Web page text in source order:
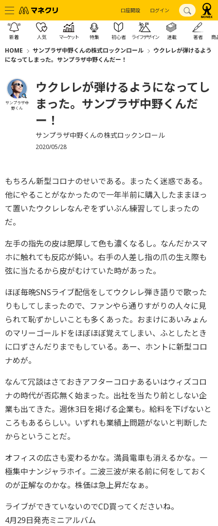
口座開設 ログイン
新着 人気 マーケット 特集 初心者 ライフデザイン 連載 著者 商
HOME サンプラザ中野くんの株式ロックンロール
ウクレレが弾けるよう
になってしまった。サンプラザ中野くんだー！
サンプラザ中
野くん
ウクレレが弾けるようになってし
まった。サンプラザ中野くんだ
ー！
サンプラザ中野くんの株式ロックンロール
2020/05/28
もちろん新型コロナのせいである。まったく迷惑である。
他にやることがなかったので一年半前に購入したままほっ
て置いたウクレレなんぞをずいぶん練習してしまったの
だ。
左手の指先の皮は肥厚して色も濃くなるし。なんだかスマ
ホに触れても反応が鈍い。右手の人差し指の爪の生え際も
弦に当たるから皮がむけていた時があった。
ほぼ毎晩SNSライブ配信をしてウクレレ弾き語りで歌った
りもしてしまったので、ファンやら通りすがりの人々に見
られて恥ずかしいことも多くあった。おまけにあいみょん
のマリーゴールドをほぼほぼ覚えてしまい、ふとしたとき
に口ずさんだりまでもしている。あー、ホントに新型コロ
ナめが。
なんて冗談はさておきアフターコロナあるいはウィズコロ
ナの時代が否応無く始まった。出社を当たり前としない企
業も出てきた。週休3日を掲げる企業も。給料を下げないと
ころもあるらしい。いずれも業績上問題がないと判断した
からということだ。
オフィスの広さも変わるかな。満員電車も消えるかな。一
極集中ナンジャラホイ。二波三波が来る前に何をしておく
のが正解なのかな。株価は急上昇だなぁ。
ライブができていないのでCD買ってくださいね。
4月29日発売ミニアルバム